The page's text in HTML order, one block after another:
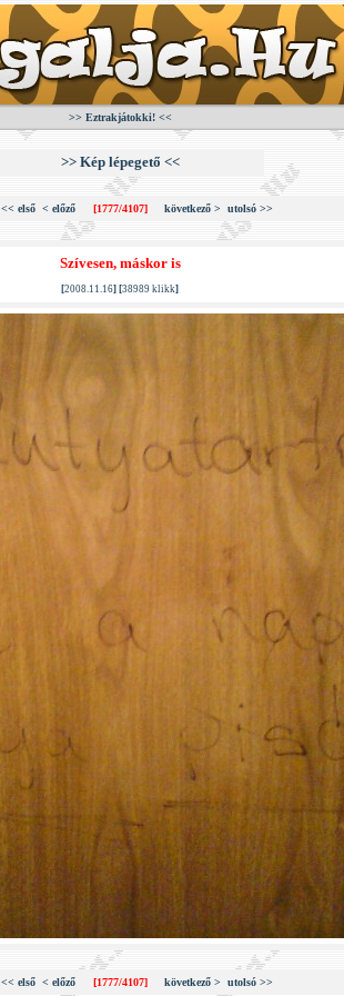
>> Eztrakjátokki! <<
>> Kép lépegető <<
<< első < előző [1777/4107] következő > utolsó >>
Szívesen, máskor is
[2008.11.16] [38989 klikk]
<< első < előző [1777/4107] következő > utolsó >>